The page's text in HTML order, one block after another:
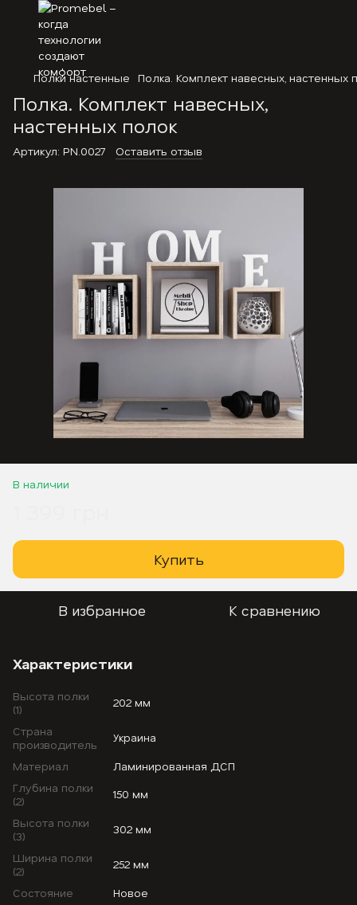
Полки настенные Полка. Комплект навесных, настенных
Полка. Комплект навесных,
настенных полок
Артикул: PN.0027 Оставить отзыв
В наличии
Купить
В избранное К сравнению
Характеристики
Высота полки
(1)
202 мм
Страна
производитель
Украина
Материал
Ламинированная ДСП
Глубина полки
(2)
150 мм
Высота полки
(3)
302 мм
Ширина полки
(2)
252 мм
Состояние
Новое